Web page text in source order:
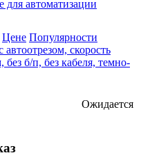
для автоматизации
Цене Популярности
скорость
б/п, без кабеля, темно-
Ожидается